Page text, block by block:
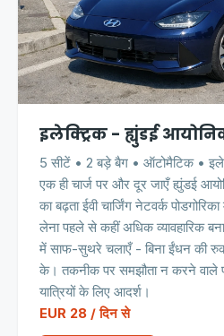
इलेक्ट्रिक - ह्युंडई
5 सीटें • 2 बड़े बैग • ऑटोमैटिक •
एक ही चार्ज पर और दूर जाएँ ह्युंडई
का बढ़ता ईवी चार्जिंग नेटवर्क
लेना पहले से कहीं अधिक व्यावहारिक
में साफ-सुथरे चलाएँ - बिना ईंधन की
के। तकनीक पर समझौता न करने वाले
यात्रियों के लिए आदर्श।
EUR 28 / दिन से